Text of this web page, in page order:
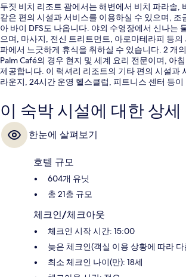
두짓 비치 리조트 괌에서는 해변에서 비치 파라솔,
같은 편의 시설과 서비스를 이용하실 수 있으며, 조
아 바이 DFS도 나옵니다. 야외 수영장에서 신나는
으며, 마사지, 전신 트리트먼트, 아로마테라피 등
파에서 느긋하게 휴식을 취하실 수 있습니다. 2 개
Palm Café의 경우 현지 및 세계 요리 전문이며, 아
제공합니다. 이 럭셔리 리조트의 기타 편의 시설과
라운지, 24시간 운영 헬스클럽, 피트니스 센터 등
요.
이 숙박 시설에 대한 상세
한눈에 살펴보기
호텔 규모
604개 유닛
총 21층 규모
체크인/체크아웃
체크인 시작 시간: 15:00
늦은 체크인(객실 이용 상황에 따라 다
최소 체크인 나이(만): 18세